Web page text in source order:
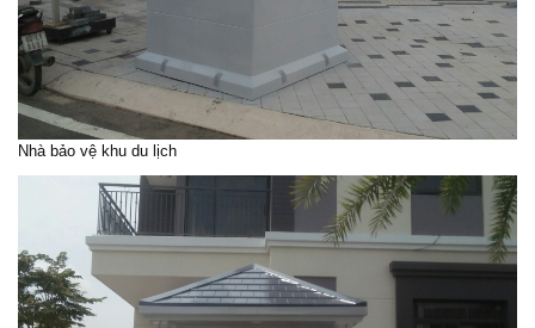
Nhà bảo vệ khu du lịch